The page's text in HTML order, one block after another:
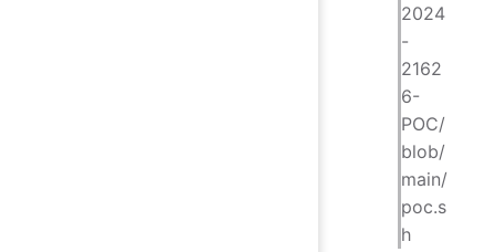
2024
-
2162
6-
POC/
blob/
main/
poc.s
h